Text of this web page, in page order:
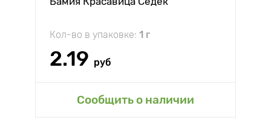
Кол-во в упаковке: 1 г
2.19 руб
Сообщить о наличии